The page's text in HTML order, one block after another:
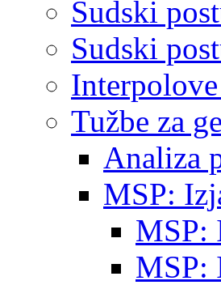
Sudski
Sudski
Tužbe za
Analiza
MSP:
MSP:
MSP: